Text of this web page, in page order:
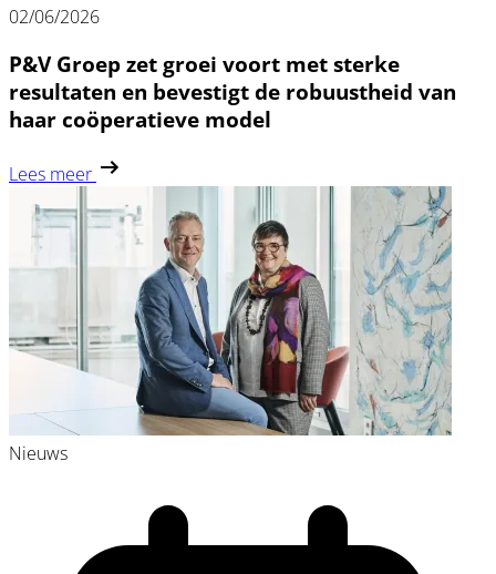
02/06/2026
P&V Groep zet groei voort met sterke
resultaten en bevestigt de robuustheid van
haar coöperatieve model
Lees meer
Nieuws